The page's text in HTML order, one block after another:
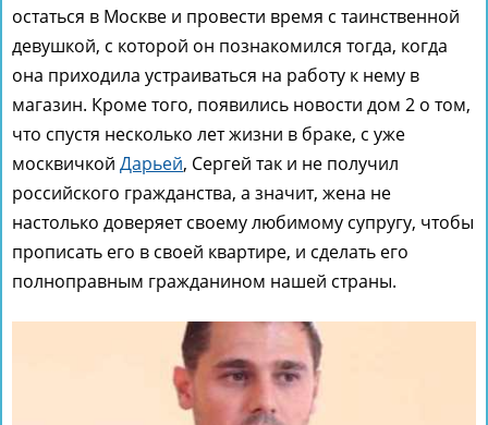
остаться в Москве и провести время с таинственной
девушкой, с которой он познакомился тогда, когда
она приходила устраиваться на работу к нему в
магазин. Кроме того, появились новости дом 2 о том,
что спустя несколько лет жизни в браке, с уже
москвичкой Дарьей, Сергей так и не получил
российского гражданства, а значит, жена не
настолько доверяет своему любимому супругу, чтобы
прописать его в своей квартире, и сделать его
полноправным гражданином нашей страны.